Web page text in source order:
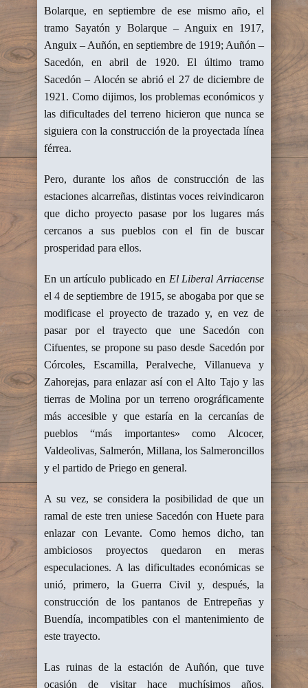
Bolarque, en septiembre de ese mismo año, el
tramo Sayatón y Bolarque – Anguix en 1917,
Anguix – Auñón, en septiembre de 1919; Auñón –
Sacedón, en abril de 1920. El último tramo
Sacedón – Alocén se abrió el 27 de diciembre de
1921. Como dijimos, los problemas económicos y
las dificultades del terreno hicieron que nunca se
siguiera con la construcción de la proyectada línea
férrea.
Pero, durante los años de construcción de las
estaciones alcarreñas, distintas voces reivindicaron
que dicho proyecto pasase por los lugares más
cercanos a sus pueblos con el fin de buscar
prosperidad para ellos.
En un artículo publicado en El Liberal Arriacense
el 4 de septiembre de 1915, se abogaba por que se
modificase el proyecto de trazado y, en vez de
pasar por el trayecto que une Sacedón con
Cifuentes, se propone su paso desde Sacedón por
Córcoles, Escamilla, Peralveche, Villanueva y
Zahorejas, para enlazar así con el Alto Tajo y las
tierras de Molina por un terreno orográficamente
más accesible y que estaría en la cercanías de
pueblos “más importantes» como Alcocer,
Valdeolivas, Salmerón, Millana, los Salmeroncillos
y el partido de Priego en general.
A su vez, se considera la posibilidad de que un
ramal de este tren uniese Sacedón con Huete para
enlazar con Levante. Como hemos dicho, tan
ambiciosos proyectos quedaron en meras
especulaciones. A las dificultades económicas se
unió, primero, la Guerra Civil y, después, la
construcción de los pantanos de Entrepeñas y
Buendía, incompatibles con el mantenimiento de
este trayecto.
Las ruinas de la estación de Auñón, que tuve
ocasión de visitar hace muchísimos años,